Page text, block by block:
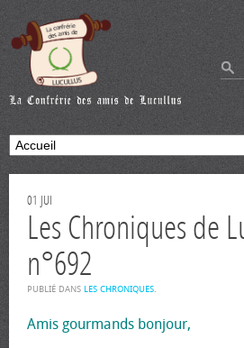
01 JUI
Les Chroniques de
n°692
PUBLIÉ DANS LES CHRONIQUES.
Amis gourmands bonjour,